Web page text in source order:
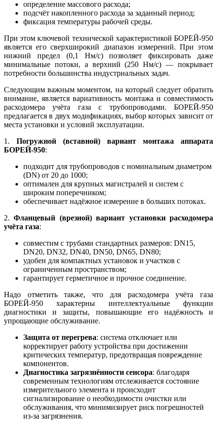
определение массового расхода;
подсчёт накопленного расхода за заданный период;
фиксация температуры рабочей среды.
При этом ключевой технической характеристикой БОРЕЙ-950
является его сверхширокий диапазон измерений. При этом
нижний предел (0,1 Нм/с) позволяет фиксировать даже
минимальные потоки, а верхний (250 Нм/с) — покрывает
потребности большинства индустриальных задач.
Следующим важным моментом, на который следует обратить
внимание, является вариативность монтажа и совместимость
расходомера учёта газа с трубопроводами. БОРЕЙ-950
предлагается в двух модификациях, выбор которых зависит от
места установки и условий эксплуатации.
1. Погружной (вставной) вариант монтажа аппарата
БОРЕЙ-950:
подходит для трубопроводов с номинальным диаметром
(DN) от 20 до 1000;
оптимален для крупных магистралей и систем с
широким поперечником;
обеспечивает надёжное измерение в больших потоках.
2.Фланцевый (врезной) вариант установки расходомера
учёта газа:
совместим с трубами стандартных размеров: DN15,
DN20, DN32, DN40, DN50, DN65, DN80;
удобен для компактных установок и участков с
ограниченным пространством;
гарантирует герметичное и прочное соединение.
Надо отметить также, что для расходомера учёта газа
БОРЕЙ-950 характерны интеллектуальные функции
диагностики и защиты, повышающие его надёжность и
упрощающие обслуживание.
Защита от перегрева: система отключает или
корректирует работу устройства при достижении
критических температур, предотвращая повреждение
компонентов.
Диагностика загрязнённости сенсора: благодаря
современным технологиям отслеживается состояние
измерительного элемента и происходит
сигнализирование о необходимости очистки или
обслуживания, что минимизирует риск погрешностей
из-за загрязнения.